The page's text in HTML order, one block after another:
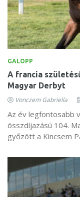
GALOPP
A francia
Magyar Derbyt
Vonczem Gabriella
Az év legfontosabb
összdíjazású 104.
győzött a Kincsem